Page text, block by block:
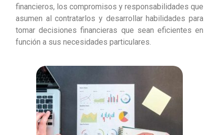
financieros, los compromisos y responsabilidades que
asumen al contratarlos y desarrollar habilidades para
tomar decisiones financieras que sean eficientes en
función a sus necesidades particulares.